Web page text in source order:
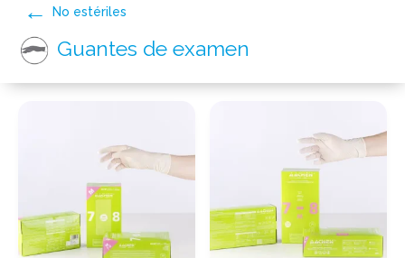
No estériles
Guantes de examen